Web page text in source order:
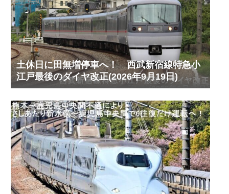
土休日に田無増停車へ！ 西武新宿線特急小
江戸最後のダイヤ改正(2026年9月19日)